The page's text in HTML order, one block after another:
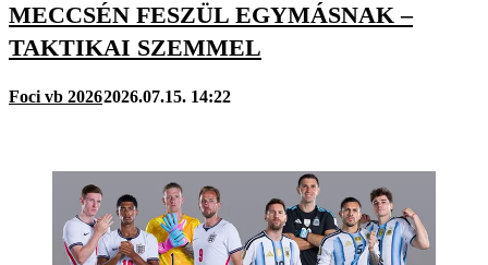
MECCSÉN FESZÜL EGYMÁSNAK –
TAKTIKAI SZEMMEL
Foci vb 20262026.07.15. 14:22